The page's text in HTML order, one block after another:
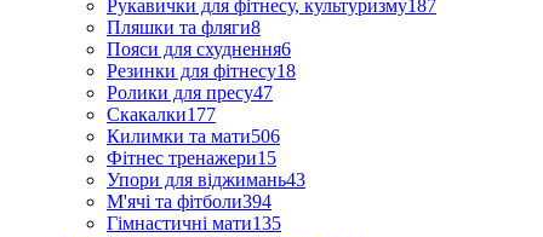
Рукавички для фітнесу, культуризму187
Пляшки та фляги8
Пояси для схуднення6
Резинки для фітнесу18
Ролики для пресу47
Скакалки177
Килимки та мати506
Фітнес тренажери15
Упори для віджимань43
М'ячі та фітболи394
Гімнастичні мати135